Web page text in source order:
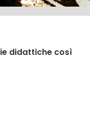
didattiche così